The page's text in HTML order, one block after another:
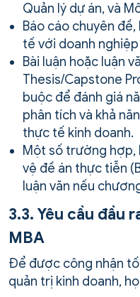
Quản lý dự án, và
Báo cáo chuyên
tế với doanh
Bài luận hoặc luận
Thesis/Capstone
buộc để đánh giá
phân tích và khả
thực tế kinh doanh.
Một số trường hợp,
vệ đề án thực tiễn
luận văn nếu
3.3. Yêu cầu đầu
MBA
Để được công nhận
quản trị kinh doanh,